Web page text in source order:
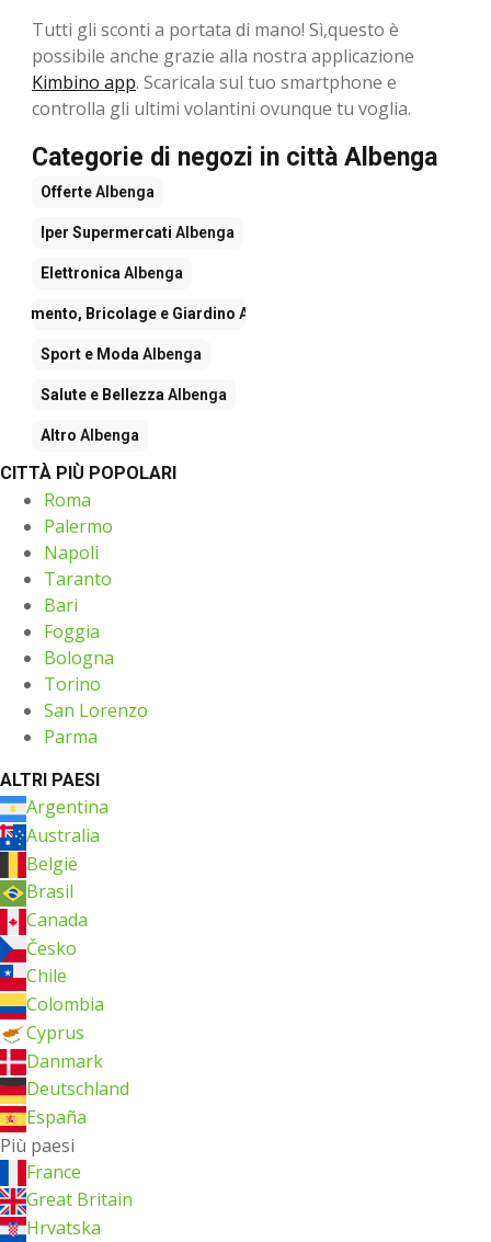
Tutti gli sconti a portata di mano! Sì,questo è
possibile anche grazie alla nostra applicazione
Kimbino app. Scaricala sul tuo smartphone e
controlla gli ultimi volantini ovunque tu voglia.
Categorie di negozi in città Albenga
OfferteAlbenga
Iper Supermercati Albenga
Elettronica Albenga
Bricolage e Giardino Albenga
Sport e Moda Albenga
Salute e Bellezza Albenga
Altro Albenga
CITTÀ PIÙ POPOLARI
Roma
Palermo
Napoli
Taranto
Bari
Foggia
Bologna
Torino
San Lorenzo
Parma
ALTRI PAESI
Argentina
Australia
België
Brasil
Canada
Česko
Chile
Colombia
Cyprus
Danmark
Deutschland
España
Più paesi
France
Great Britain
Hrvatska